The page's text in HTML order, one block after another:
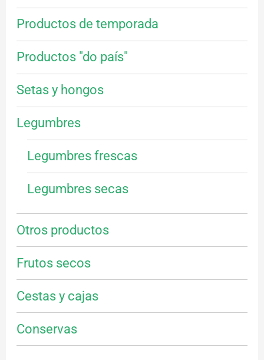
Productos de temporada
Productos "do país"
Setas y hongos
Legumbres
Legumbres frescas
Legumbres secas
Otros productos
Frutos secos
Cestas y cajas
Conservas